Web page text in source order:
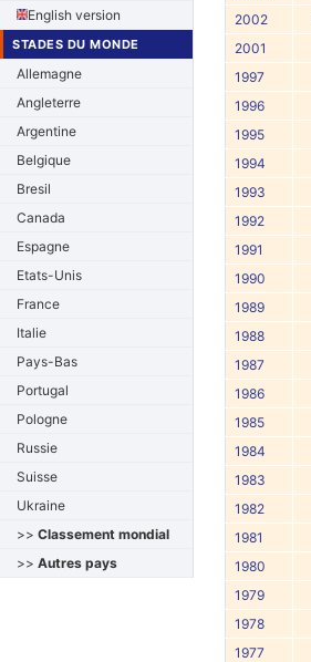
English version
STADES DU MONDE
Allemagne
Angleterre
Argentine
Belgique
Bresil
Canada
Espagne
Etats-Unis
France
Italie
Pays-Bas
Portugal
Pologne
Russie
Suisse
Ukraine
>> Classement mondial
>> Autres pays
2002
2001
1997
1996
1995
1994
1993
1992
1991
1990
1989
1988
1987
1986
1985
1984
1983
1982
1981
1980
1979
1978
1977